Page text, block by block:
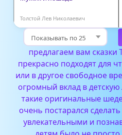
Толстой Лев Николаевич
предлагаем вам сказки
прекрасно подходят для
или в другое свободное
огромный вклад в детскую
такие оригинальные
очень постарался
увлекательными и